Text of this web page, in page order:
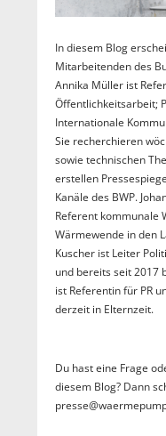
In diesem Blog
Mitarbeitenden des
Annika Müller ist
Öffentlichkeitsarbeit;
Internationale
Sie recherchieren
sowie technischen
erstellen
Kanäle des BWP.
Referent kommunale
Wärmewende in den
Kuscher ist Leiter
und bereits seit 2017
ist Referentin für PR
derzeit in Elternzeit.
Du hast eine Frage
diesem Blog? Dann